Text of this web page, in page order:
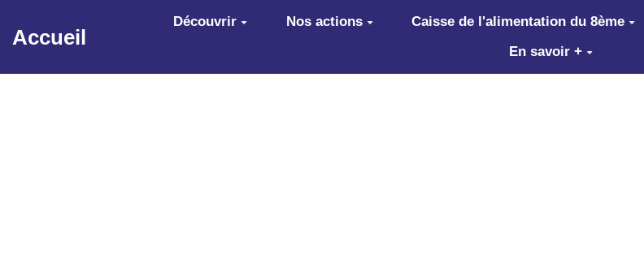
Aller au contenu principal
Accueil
Découvrir Nos actions Caisse de l'alimentation du 8ème
En savoir +